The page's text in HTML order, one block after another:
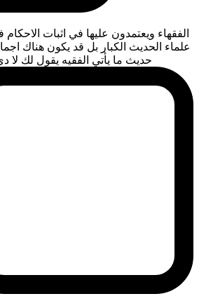
الفقهاء ويعتمدون عليها في اثبات
علماء الحديث الكبار بل قد يكون هناك
حديث ما يأتي الفقيه يقول لك لا